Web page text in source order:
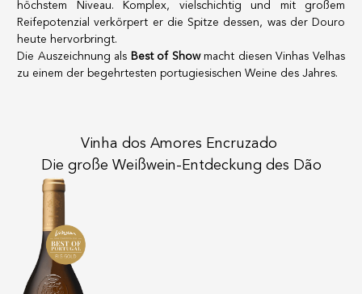
höchstem Niveau. Komplex, vielschichtig und mit großem
Reifepotenzial verkörpert er die Spitze dessen, was der Douro
heute hervorbringt.
Die Auszeichnung als Best of Showmacht diesen Vinhas Velhas
zu einem der begehrtesten portugiesischen Weine des Jahres.
Vinha dos Amores Encruzado
Die große Weißwein-Entdeckung des Dão